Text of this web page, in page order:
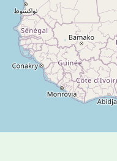
vor Ort
Karte